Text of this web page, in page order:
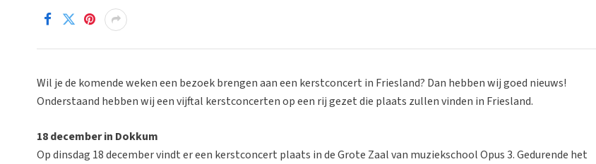
Wil je de komende weken een bezoek brengen aan een kerstconcert in Friesland? Dan hebben wij goed nieuws!
Onderstaand hebben wij een vijftal kerstconcerten op een rij gezet die plaats zullen vinden in Friesland.
18 december in Dokkum
Op dinsdag 18 december vindt er een kerstconcert plaats in de Grote Zaal van muziekschool Opus 3. Gedurende het